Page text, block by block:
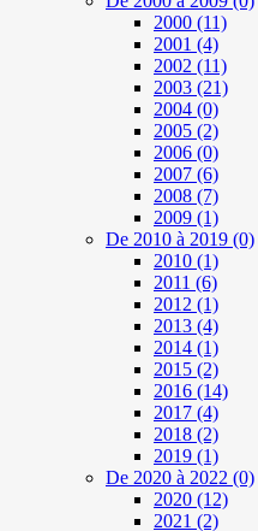
2000 (11)
2001 (4)
2002 (11)
2003 (21)
2004 (0)
2005 (2)
2006 (0)
2007 (6)
2008 (7)
2009 (1)
De 2010 à 2019 (0)
2010 (1)
2011 (6)
2012 (1)
2013 (4)
2014 (1)
2015 (2)
2016 (14)
2017 (4)
2018 (2)
2019 (1)
De 2020 à 2022 (0)
2020 (12)
2021 (2)